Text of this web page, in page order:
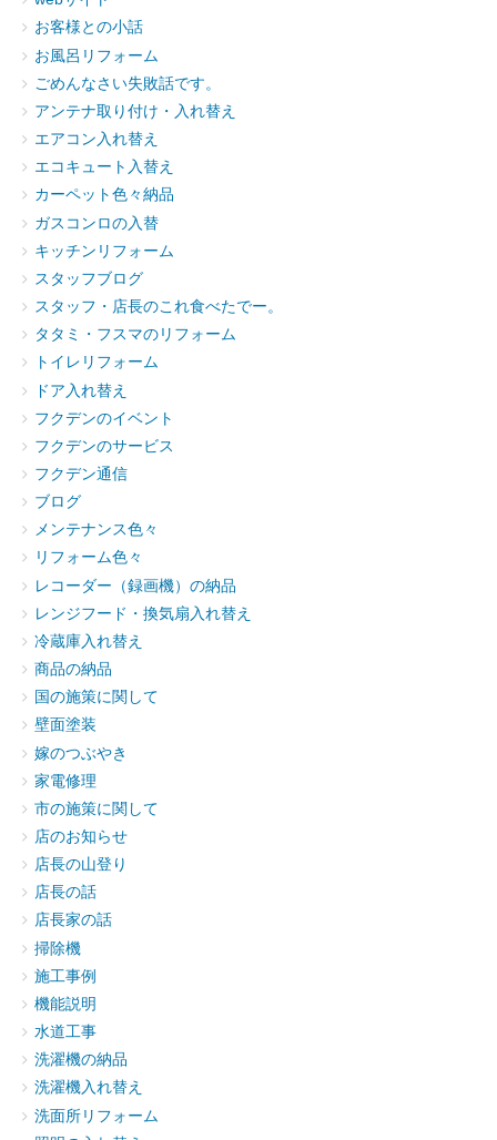
お客様との小話
お風呂リフォーム
ごめんなさい失敗話です。
アンテナ取り付け・入れ替え
エアコン入れ替え
エコキュート入替え
カーペット色々納品
ガスコンロの入替
キッチンリフォーム
スタッフブログ
スタッフ・店長のこれ食べたでー。
タタミ・フスマのリフォーム
トイレリフォーム
ドア入れ替え
フクデンのイベント
フクデンのサービス
フクデン通信
ブログ
メンテナンス色々
リフォーム色々
レコーダー（録画機）の納品
レンジフード・換気扇入れ替え
冷蔵庫入れ替え
商品の納品
国の施策に関して
壁面塗装
嫁のつぶやき
家電修理
市の施策に関して
店のお知らせ
店長の山登り
店長の話
店長家の話
掃除機
施工事例
機能説明
水道工事
洗濯機の納品
洗濯機入れ替え
洗面所リフォーム